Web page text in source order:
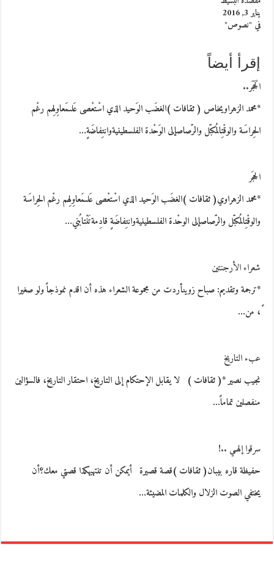
يناير 3, 2016
في "نصوص"
إقرأ أيضاً
الْحَجَر..
*محمد الزهراويخاص ( ثقافات )الغضَب الوَحيد الذي اسْتعْصى عَلىمَعاوِلِهم رغْم
الحِراسَة والوقْتِالمُكبّل والرّصاصإلى الوَحْدة الفلسطينيةوانتِفاضَةٍ…
الحجَر
*محمد الزهراوي( ثقافات )الغضَب الوَحيد الذي اسْتعْصى عَلىمَعاوِلِهم رغْم الحِراسَة
والوقْتِالمُكبّل والرّصاصإلى الوحْدة الفلسطينيةوانتِفاضَةٍ قادِمةتَنْتابُني…
شعراء الأرجنتين
*ترجمة وتقديم: صباح زوينأردت من مجموعة الشعراء هذه أن اقدم نموذجاً ولو صغيرا
ً، من…
عبء التاريخ
نجيب نصير *( ثقافات ) لا يقابل الإحتكام إلى التاريخ، احتقار التاريخ، فالسؤالين
منفصلين تماماً…
سرقوا إلهـي ..!
حفيظة قاره بيبان( ثقافات )قصة قصيرة أيمكن أن تنتهيهكذا قصتي معك؟أن
يختفي الصوت الزلال والكلمات المضيئة…